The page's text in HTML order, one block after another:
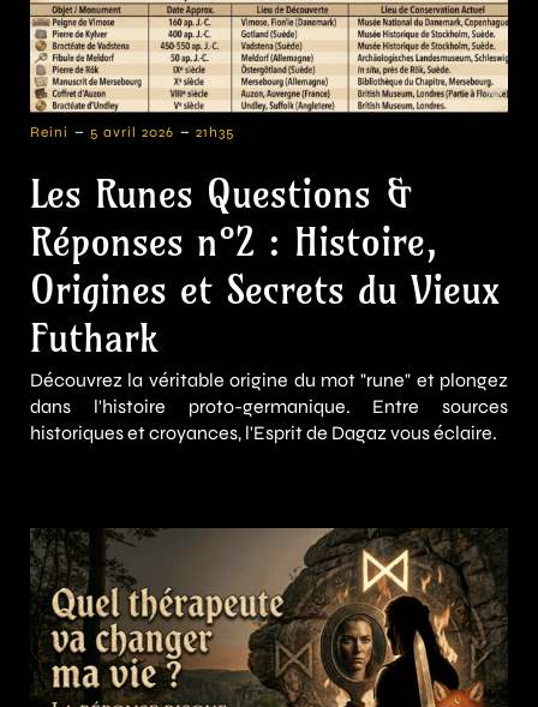
Reini - 5 avril 2026 - 21h35
Les Runes Questions &
Réponses n°2 : Histoire,
Origines et Secrets du Vieux
Futhark
Découvrez la véritable origine du mot "rune" et plongez
dans l'histoire proto-germanique. Entre sources
historiques et croyances, l'Esprit de Dagaz vous éclaire.